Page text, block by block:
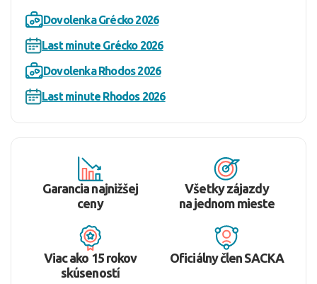
Dovolenka Grécko 2026
Last minute Grécko 2026
Dovolenka Rhodos 2026
Last minute Rhodos 2026
Garancia najnižšej
ceny
Všetky zájazdy
na jednom mieste
Viac ako 15 rokov
skúseností
Oficiálny člen SACKA